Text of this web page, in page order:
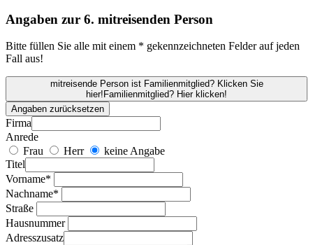
Angaben zur 6. mitreisenden Person
Bitte füllen Sie alle mit einem * gekennzeichneten Felder auf jeden
Fall aus!
mitreisende Person ist Familienmitglied? Klicken Sie
hier! Familienmitglied? Hier klicken!
Angaben zurücksetzen
Firma
Anrede
Frau
Herr
keine Angabe
Titel
Vorname*
Nachname*
Straße
Hausnummer
Adresszusatz